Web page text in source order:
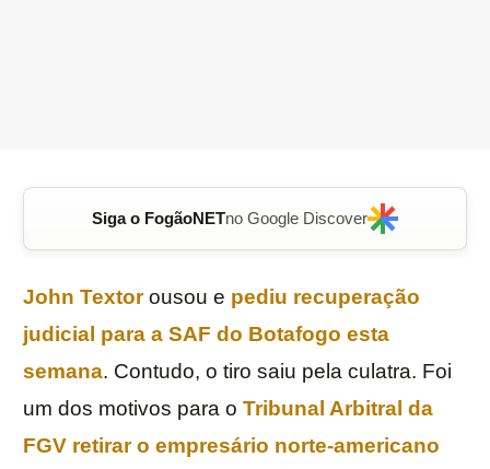
Siga o FogãoNETno Google Discover
John Textorousou e pediu recuperação
judicial para a SAF do Botafogo esta
semana. Contudo, o tiro saiu pela culatra. Foi
um dos motivos para o Tribunal Arbitral da
FGV retirar o empresário norte-americano